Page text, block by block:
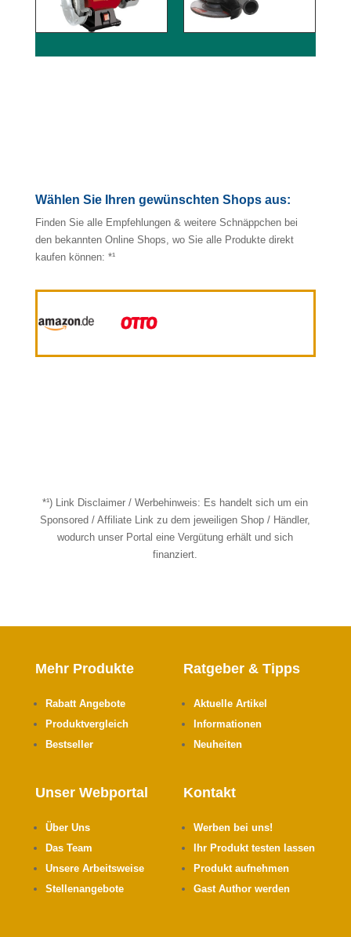
Wählen Sie Ihren gewünschten Shops aus:
Finden Sie alle Empfehlungen & weitere Schnäppchen bei
den bekannten Online Shops, wo Sie alle Produkte direkt
kaufen können: *¹
*¹) Link Disclaimer / Werbehinweis: Es handelt sich um ein
Sponsored / Affiliate Link zu dem jeweiligen Shop / Händler,
wodurch unser Portal eine Vergütung erhält und sich
finanziert.
Mehr Produkte
Rabatt Angebote
Produktvergleich
Bestseller
Ratgeber & Tipps
Aktuelle Artikel
Informationen
Neuheiten
Unser Webportal
Über Uns
Das Team
Unsere Arbeitsweise
Stellenangebote
Kontakt
Werben bei uns!
Ihr Produkt testen lassen
Produkt aufnehmen
Gast Author werden